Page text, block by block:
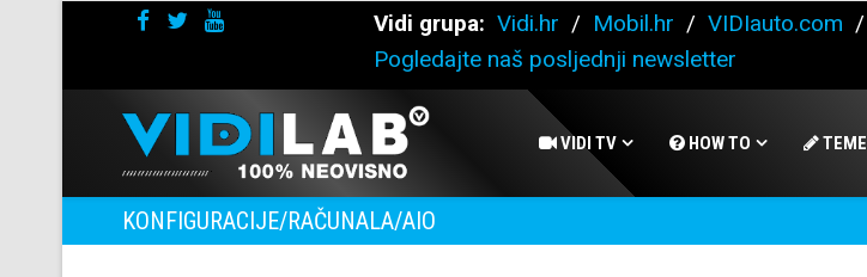
Vidi grupa: Vidi.hr / Mobil.hr / VIDIauto.com /
Pogledajte naš posljednji newsletter
VIDI TV HOW TO TEME
KONFIGURACIJE/RAČUNALA/AIO